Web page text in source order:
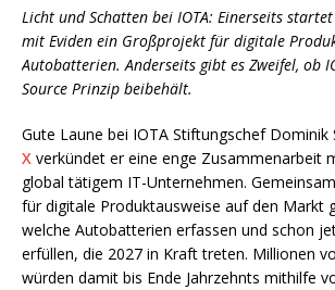
Licht und Schatten bei IOTA: Einerseits
mit Eviden ein Großprojekt für digitale
Autobatterien. Anderseits gibt es Zweifel, ob
Source Prinzip beibehält.
Gute Laune bei IOTA Stiftungschef Dominik
X verkündet er eine enge Zusammenarbeit
global tätigem IT-Unternehmen.
für digitale Produktausweise auf den Markt
welche Autobatterien erfassen und schon
erfüllen, die 2027 in Kraft treten. Millionen
würden damit bis Ende Jahrzehnts mithilfe